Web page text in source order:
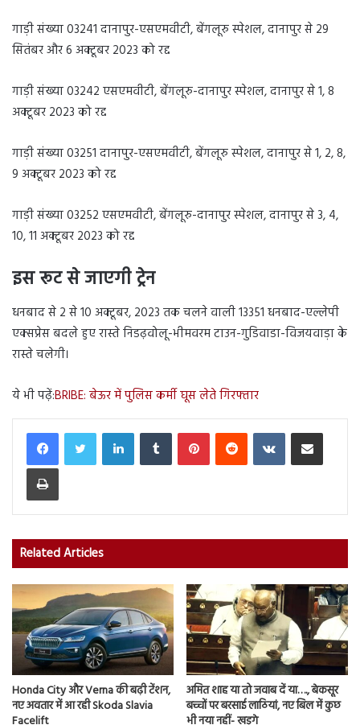
गाड़ी संख्या 03241 दानापुर-एसएमवीटी, बेंगलूरु स्पेशल, दानापुर से 29
सितंबर और 6 अक्टूबर 2023 को रद्द
गाड़ी संख्या 03242 एसएमवीटी, बेंगलूरु-दानापुर स्पेशल, दानापुर से 1, 8
अक्टूबर 2023 को रद्द
गाड़ी संख्या 03251 दानापुर-एसएमवीटी, बेंगलूरु स्पेशल, दानापुर से 1, 2, 8,
9 अक्टूबर 2023 को रद्द
गाड़ी संख्या 03252 एसएमवीटी, बेंगलूरु-दानापुर स्पेशल, दानापुर से 3, 4,
10, 11 अक्टूबर 2023 को रद्द
इस रूट से जाएगी ट्रेन
धनबाद से 2 से 10 अक्टूबर, 2023 तक चलने वाली 13351 धनबाद-एल्लेपी
एक्सप्रेस बदले हुए रास्ते निडढ़वोलू-भीमवरम टाउन-गुडिवाडा-विजयवाड़ा के
रास्ते चलेगी।
ये भी पढ़ें:BRIBE: बेऊर में पुलिस कर्मी घूस लेते गिरफ्तार
LinkedInTumblr PinterestReddit VKontakteShare via Email
Print
Related Articles
Honda City और Verna की बढ़ी टेंशन,
नए अवतार में आ रही Skoda Slavia
अमित शाह या तो जवाब दें या…., बेकसूर
बच्चों पर बरसाई लाठियां, नए बिल में कुछ